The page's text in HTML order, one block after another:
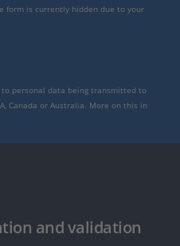
form is currently hidden due to your
personal data being transmitted to
Canada or Australia. More on this in
and validation